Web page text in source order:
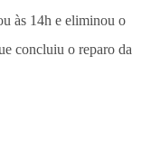
às 14h e eliminou o
concluiu o reparo da